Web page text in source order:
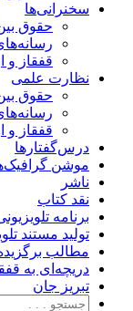
سخنرانی‌ها
حقوق
قفقاز و
نظارت علمی
حقوق
قفقاز و
درس‌گفتارها
موشن
ناشر
نقد کتاب
برنامه‌
تولید مستند
مطالب
دریچه‌ای به
تبریزِ جان
جستجو